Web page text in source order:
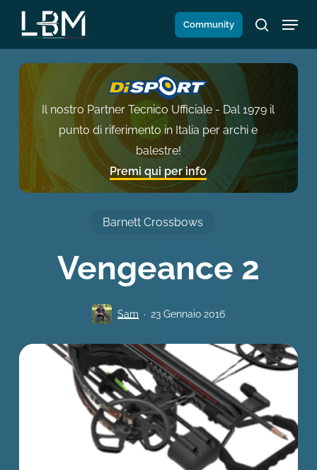
Salta
contenuto
principale
Community
search
Menu
Il nostro Partner Tecnico Ufficiale - Dal 1979 il
punto di riferimento in Italia per archi e
balestre!
Premi qui per info
Barnett Crossbows
Vengeance 2
Sam 23 Gennaio 2016